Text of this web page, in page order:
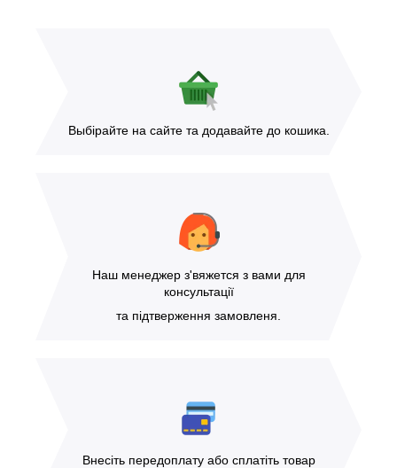
Выбірайте на сайте та додавайте до кошика.
Наш менеджер з'вяжется з вами для
консультації
та підтверження замовленя.
Внесіть передоплату або сплатіть товар